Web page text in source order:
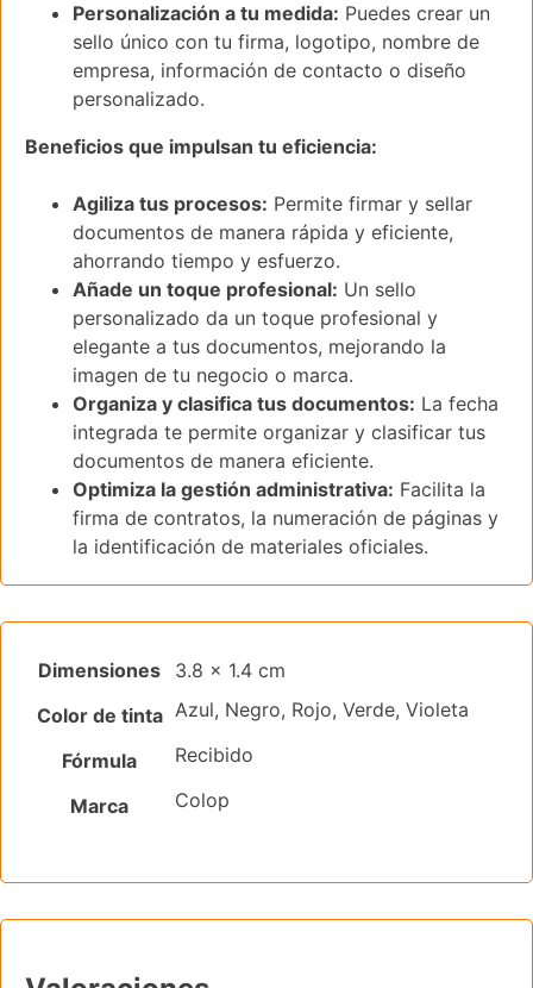
Personalización a tu medida: Puedes crear un
sello único con tu firma, logotipo, nombre de
empresa, información de contacto o diseño
personalizado.
Beneficios que impulsan tu eficiencia:
Agiliza tus procesos: Permite firmar y sellar
documentos de manera rápida y eficiente,
ahorrando tiempo y esfuerzo.
Añade un toque profesional: Un sello
personalizado da un toque profesional y
elegante a tus documentos, mejorando la
imagen de tu negocio o marca.
Organiza y clasifica tus documentos: La fecha
integrada te permite organizar y clasificar tus
documentos de manera eficiente.
Optimiza la gestión administrativa: Facilita la
firma de contratos, la numeración de páginas y
la identificación de materiales oficiales.
Dimensiones
3.8 × 1.4 cm
Color de tinta Azul, Negro, Rojo, Verde, Violeta
Fórmula Recibido
Marca Colop